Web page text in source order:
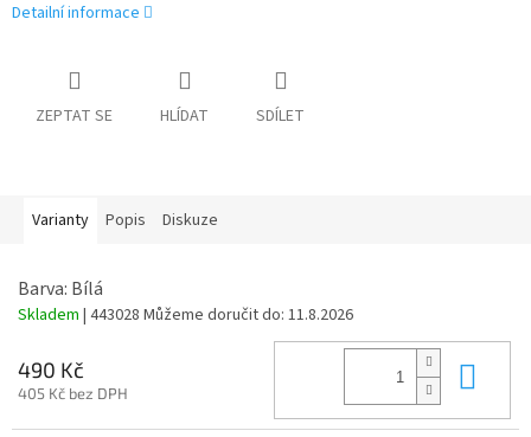
Detailní informace
ZEPTAT SE HLÍDAT SDÍLET
Varianty Popis Diskuze
Barva: Bílá
Skladem | 443028 Můžeme doručit do: 11.8.2026
490 Kč
405 Kč bez DPH